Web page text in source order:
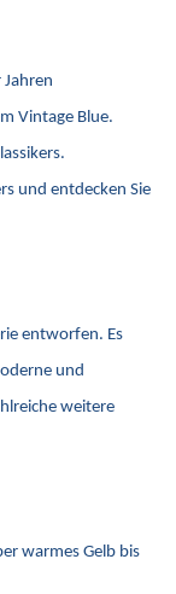
Vintage Blue.
und entdecken Sie
entworfen. Es
und
weitere
warmes Gelb bis